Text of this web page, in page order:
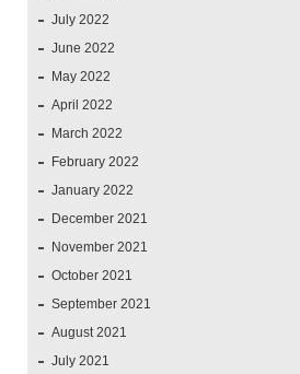
July 2022
June 2022
May 2022
April 2022
March 2022
February 2022
January 2022
December 2021
November 2021
October 2021
September 2021
August 2021
July 2021